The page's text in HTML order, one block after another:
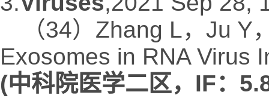
（34）Zhang L，Ju Y
Exosomes in RNA Virus
(中科院医学二区，IF：